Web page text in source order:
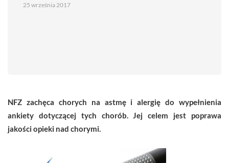
25 września 2017
NFZ zachęca chorych na astmę i alergię do wypełnienia
ankiety dotyczącej tych chorób. Jej celem jest poprawa
jakości opieki nad chorymi.